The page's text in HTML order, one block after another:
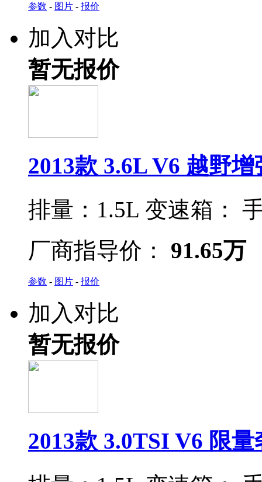
参数 - 图片 - 报价
加入对比
暂无报价
2013款 3.6L V6 越野
排量： 1.5L 变速箱：
厂商指导价：
91.65万
参数 - 图片 - 报价
加入对比
暂无报价
2013款 3.0TSI V6 限